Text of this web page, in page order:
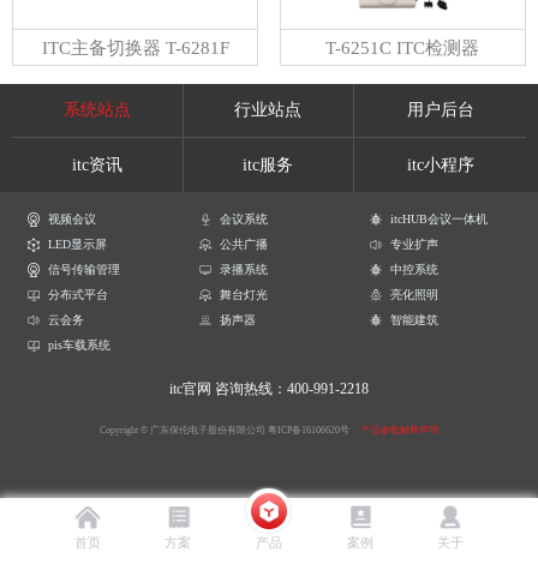
ITC主备切换器 T-6281F T-6251C ITC检测器
系统站点 行业站点 用户后台
itc资讯 itc服务 itc小程序
视频会议 会议系统
itcHUB会议一体机
LED显示屏
公共广播
专业扩声
信号传输管理
录播系统
中控系统
分布式平台
舞台灯光
亮化照明
云会务
扬声器
智能建筑
pis车载系统
itc官网 咨询热线：400-991-2218
Copyright © 广东保伦电子股份有限公司 粤ICP备16106620号 产品参数解释声明
首页 方案 产品 案例 关于